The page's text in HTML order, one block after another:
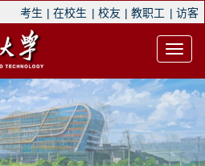
考生 | 在校生 | 校友 | 教职工 | 访客